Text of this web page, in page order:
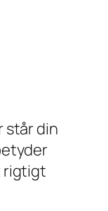
står din
rigtigt